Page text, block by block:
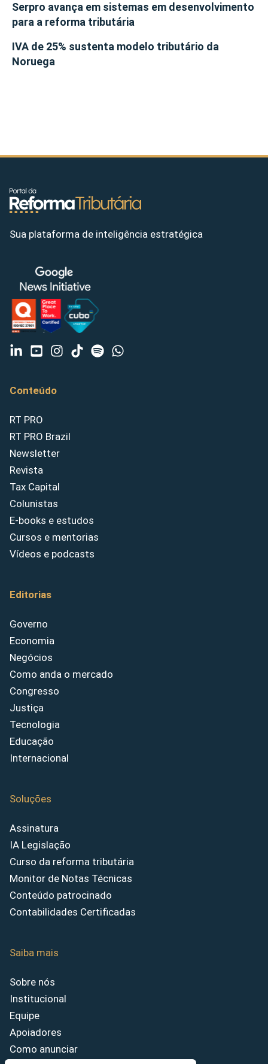
Serpro avança em sistemas em desenvolvimento
para a reforma tributária
IVA de 25% sustenta modelo tributário da
Noruega
Sua plataforma de inteligência estratégica
Conteúdo
RT PRO
RT PRO Brazil
Newsletter
Revista
Tax Capital
Colunistas
E-books e estudos
Cursos e mentorias
Vídeos e podcasts
Editorias
Governo
Economia
Negócios
Como anda o mercado
Congresso
Justiça
Tecnologia
Educação
Internacional
Soluções
Assinatura
IA Legislação
Curso da reforma tributária
Monitor de Notas Técnicas
Conteúdo patrocinado
Contabilidades Certificadas
Saiba mais
Sobre nós
Institucional
Equipe
Apoiadores
Como anunciar